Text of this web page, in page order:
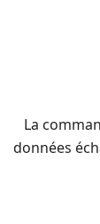
La
données